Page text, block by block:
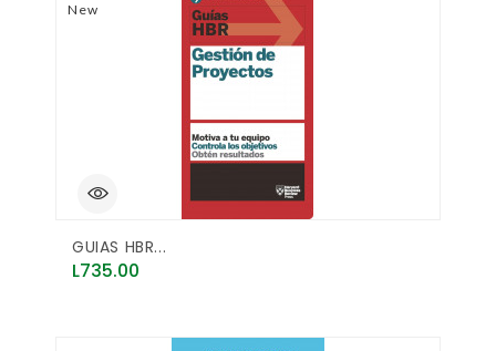
New
GUIAS HBR...
Price
L735.00